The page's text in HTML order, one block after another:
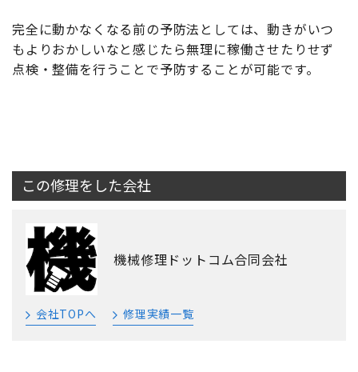
完全に動かなくなる前の予防法としては、動きがいつ
もよりおかしいなと感じたら無理に稼働させたりせず
点検・整備を行うことで予防することが可能です。
この修理をした会社
機械修理ドットコム合同会社
会社TOPへ 修理実績一覧